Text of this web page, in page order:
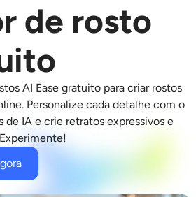
de rosto
AI Ease gratuito para criar rostos
Personalize cada detalhe com o
de IA e crie retratos expressivos e